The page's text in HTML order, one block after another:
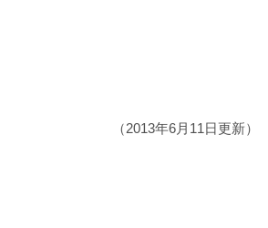
（2013年6月11日更新）